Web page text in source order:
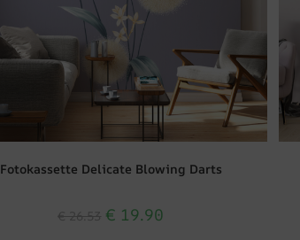
Fotokassette Delicate Blowing Darts
€ 19.90